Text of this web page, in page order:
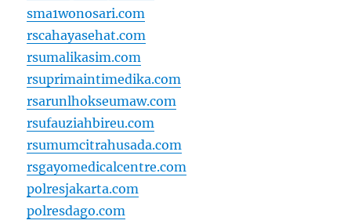
sma1wonosari.com
rscahayasehat.com
rsumalikasim.com
rsuprimaintimedika.com
rsarunlhokseumaw.com
rsufauziahbireu.com
rsumumcitrahusada.com
rsgayomedicalcentre.com
polresjakarta.com
polresdago.com